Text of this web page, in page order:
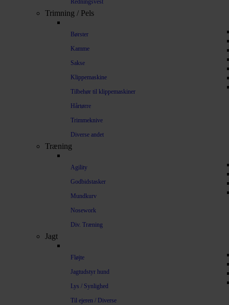
Redningsvest
Trimning / Pels
Børster
Kamme
Sakse
Klippemaskine
Tilbehør til klippemaskiner
Hårtørre
Trimmeknive
Diverse andet
Træning
Agility
Godbidstasker
Mundkurv
Nosework
Div. Træning
Jagt
Fløjte
Jagtudstyr hund
Lys / Synlighed
Til ejeren / Diverse